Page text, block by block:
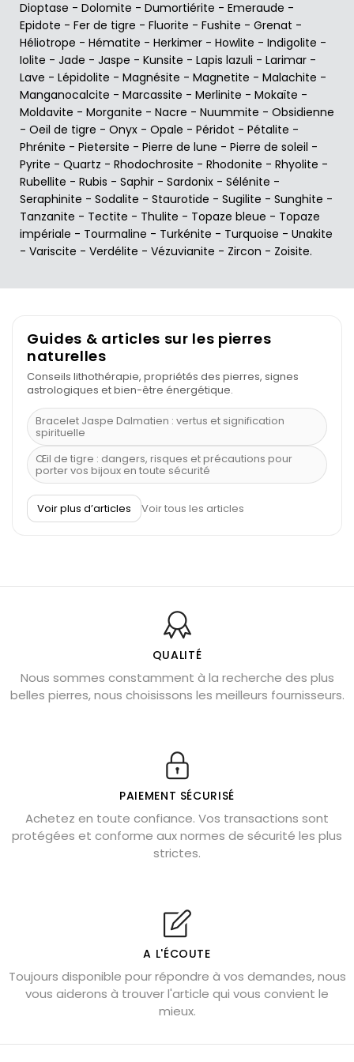
Dioptase - Dolomite - Dumortiérite - Emeraude -
Epidote - Fer de tigre - Fluorite - Fushite - Grenat -
Héliotrope - Hématite - Herkimer - Howlite - Indigolite -
Iolite - Jade - Jaspe - Kunsite - Lapis lazuli - Larimar -
Lave - Lépidolite - Magnésite - Magnetite - Malachite -
Manganocalcite - Marcassite - Merlinite - Mokaïte -
Moldavite - Morganite - Nacre - Nuummite - Obsidienne
- Oeil de tigre - Onyx - Opale - Péridot - Pétalite -
Phrénite - Pietersite - Pierre de lune - Pierre de soleil -
Pyrite - Quartz - Rhodochrosite - Rhodonite - Rhyolite -
Rubellite - Rubis - Saphir - Sardonix - Sélénite -
Seraphinite - Sodalite - Staurotide - Sugilite - Sunghite -
Tanzanite - Tectite - Thulite - Topaze bleue - Topaze
impériale - Tourmaline - Turkénite - Turquoise - Unakite
- Variscite - Verdélite - Vézuvianite - Zircon - Zoisite.
Guides & articles sur les pierres
naturelles
Conseils lithothérapie, propriétés des pierres, signes
astrologiques et bien-être énergétique.
Bracelet Jaspe Dalmatien : vertus et signification
spirituelle
Œil de tigre : dangers, risques et précautions pour
porter vos bijoux en toute sécurité
À quel poignet porter un bracelet de pierre
Découvrez le scorpion et ses pierres
Bienfaits de la sélénite – pierre des anges
L’améthyste est-elle faite pour moi ?
Chrysocolle : pierre apaisante
Obsidienne dorée : vertus et signification
Véritable citrine naturelle non chauffée
Où placer la citrine dans la maison
Cornaline : propriétés magiques
Capricorne : quelles pierres choisir
Shungite : purification et protection
Bagues en labradorite argent 925
Lapis lazuli : propriétés et précautions
Citrine : propriétés magiques
Aigue-marine : propriétés et couleurs
Voir plus d’articles Voir tous les articles
QUALITÉ
Nous sommes constamment à la recherche des plus
belles pierres, nous choisissons les meilleurs fournisseurs.
PAIEMENT SÉCURISÉ
Achetez en toute confiance. Vos transactions sont
protégées et conforme aux normes de sécurité les plus
strictes.
A L'ÉCOUTE
Toujours disponible pour répondre à vos demandes, nous
vous aiderons à trouver l'article qui vous convient le
mieux.